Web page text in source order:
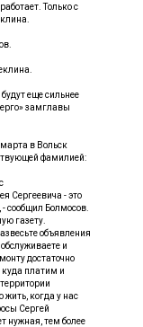
Только с
еще сильнее
замглавы
в Вольск
фамилией:
Сергеевича - это
сообщил Болмосов.
газету.
объявления
и
достаточно
куда платим и
жить, когда у нас
Сергей
нужная, тем более